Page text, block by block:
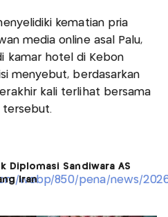
kematian pria
media online asal Palu,
kamar hotel di Kebon
menyebut, berdasarkan
kali terlihat bersama
tersebut.
Diplomasi Sandiwara AS
Iran